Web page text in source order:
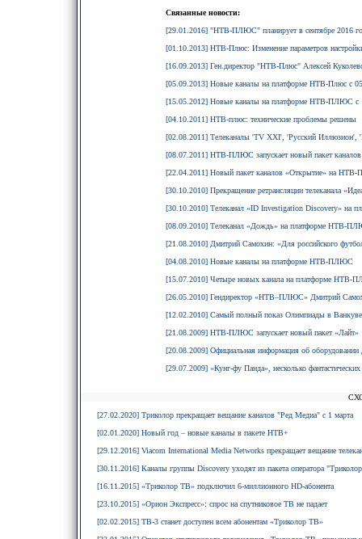
Связанные новости:
[29.01.2016] "НТВ-ПЛЮС" планирует в сентябре 2016
[01.10.2013] НТВ-Плюс: Изменение параметров
[16.09.2013] Ген.директор "НТВ-Плюс" Алексей
[05.09.2013] Новые каналы на платформе НТВ-Плюс с
[15.05.2012] Новые каналы на платформе НТВ-ПЛЮС с
[04.10.2011] НТВ-плюс: технические проблемы решены
[02.08.2011] Телеканалы 'TV XXI', 'Русский
[08.07.2011] НТВ-ПЛЮС запускает новый пакет
[22.04.2011] Новый пакет каналов «Открытие» на НТВ-
[30.10.2010] Прекращение ретрансляции телеканала
[30.10.2010] Телеканал «ID Investigation Discovery»
[08.09.2010] Телеканал «Дождь» на платформе НТВ-
[21.08.2010] Дмитрий Самохин: «Для российского
[04.08.2010] Новые каналы на платформе НТВ-ПЛЮС
[15.07.2010] Четыре новых канала на платформе НТВ-
[26.05.2010] Гендиректор «НТВ–ПЛЮС» Дмитрий
[12.02.2010] Самый полный показ Олимпиады в
[21.08.2009] НТВ-ПЛЮС запускает новый пакет «Лайт»
[20.08.2009] Официальная информация об
[29.07.2009] «Кунг-фу Панда», несколько
[27.02.2020] Триколор прекращает вещание каналов "Ред Медиа" с 1 марта
[02.01.2020] Новый год – новые каналы в пакете НТВ+
[29.12.2016] Viacom International Media Networks прекращает вещание
[30.11.2016] Каналы группы Discovery уходят из пакета оператора
[16.11.2015] «Триколор ТВ» подключил 6-миллионного HD-абонента
[23.10.2015] «Орион Экспресс»: спрос на спутниковое ТВ не падает
[02.02.2015] ТВ-3 станет доступен всем абонентам «Триколор ТВ»